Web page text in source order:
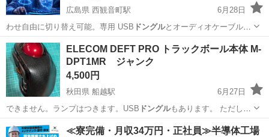
広島県 西観音町駅
6月28日
わせ自由に切り替え可能。専用 USB ドングルとオーディオケーブルが
標準付属、PS…
広島 広島市 テレビゲーム
ELECOM DEFT PRO トラックボール本体 M-
DPT1MR ジャンク
4,500円
秋田県 船越駅
6月27日
できません。ランプはつきます。USB ドングルもあります。 ただし、
あくまでジャン…
秋田 男鹿市 船越駅 周辺機器
≪寮完備・月収34万円・正社員≫半導体工場